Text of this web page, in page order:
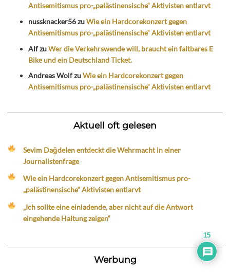
Antisemitismus pro-„palästinensische“ Aktivisten entlarvt
nussknacker56zuWie ein Hardcorekonzert gegen
Antisemitismus pro-„palästinensische“ Aktivisten entlarvt
AlfzuWer die Verkehrswende will, braucht ein faltbares E
Bike und ein Deutschland Ticket.
Andreas WolfzuWie ein Hardcorekonzert gegen
Antisemitismus pro-„palästinensische“ Aktivisten entlarvt
Aktuell oft gelesen
Sevim Dağdelen entdeckt die Wehrmacht in einer
Journalistenfrage
Wie ein Hardcorekonzert gegen Antisemitismus pro-
„palästinensische“ Aktivisten entlarvt
„Ich sollte eine einladende, aber nicht auf die Antwort
eingehende Haltung zeigen“
Werbung
15